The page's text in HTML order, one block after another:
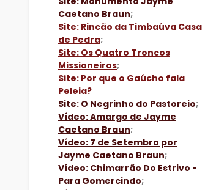
Caetano Braun;
Site: Rincão da Timbaúva Casa
de Pedra;
Site: Os Quatro Troncos
Missioneiros;
Site: Por que o Gaúcho fala
Peleia?
Site: O Negrinho do Pastoreio;
Vídeo: Amargo de Jayme
Caetano Braun;
Vídeo: 7 de Setembro por
Jayme Caetano Braun;
Vídeo: Chimarrão Do Estrivo -
Para Gomercindo;